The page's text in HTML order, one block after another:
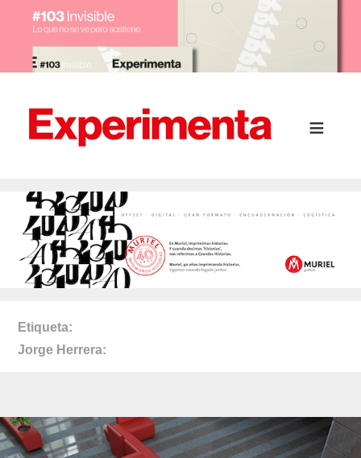
Etiqueta
Jorge Herrera